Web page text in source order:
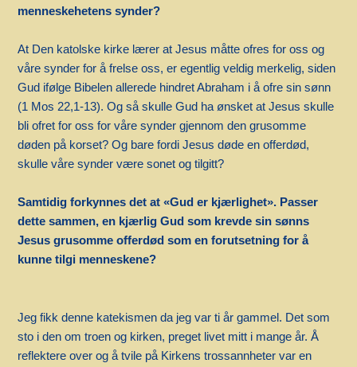
menneskehetens synder?
At Den katolske kirke lærer at Jesus måtte ofres for oss og
våre synder for å frelse oss, er egentlig veldig merkelig, siden
Gud ifølge Bibelen allerede hindret Abraham i å ofre sin sønn
(1 Mos 22,1-13). Og så skulle Gud ha ønsket at Jesus skulle
bli ofret for oss for våre synder gjennom den grusomme
døden på korset? Og bare fordi Jesus døde en offerdød,
skulle våre synder være sonet og tilgitt?
Samtidig forkynnes det at «Gud er kjærlighet». Passer
dette sammen, en kjærlig Gud som krevde sin sønns
Jesus grusomme offerdød som en forutsetning for å
kunne tilgi menneskene?
Jeg fikk denne katekismen da jeg var ti år gammel. Det som
sto i den om troen og kirken, preget livet mitt i mange år. Å
reflektere over og å tvile på Kirkens trossannheter var en